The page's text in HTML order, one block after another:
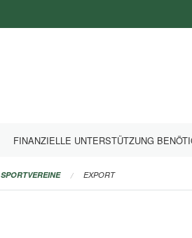
FINANZIELLE UNTERSTÜTZUNG
SPORTVEREINE EXPORT